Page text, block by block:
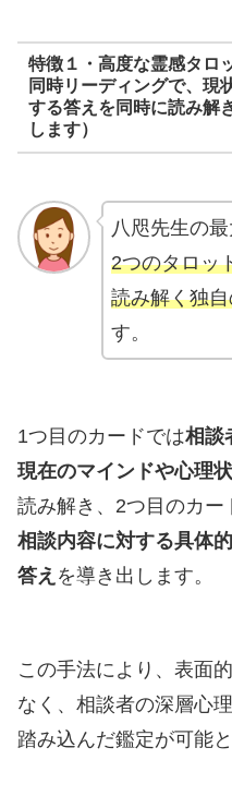
特徴１・高度な霊感タロ
同時リーディングで、現
する答えを同時に読み解
します）
八咫先生の最
2つのタロッ
読み解く独
す。
1つ目のカードでは相談
現在のマインドや心理
読み解き、2つ目のカー
相談内容に対する具体
答え を導き出します。
この手法により、表面
なく、相談者の深層心
踏み込んだ鑑定が可能と